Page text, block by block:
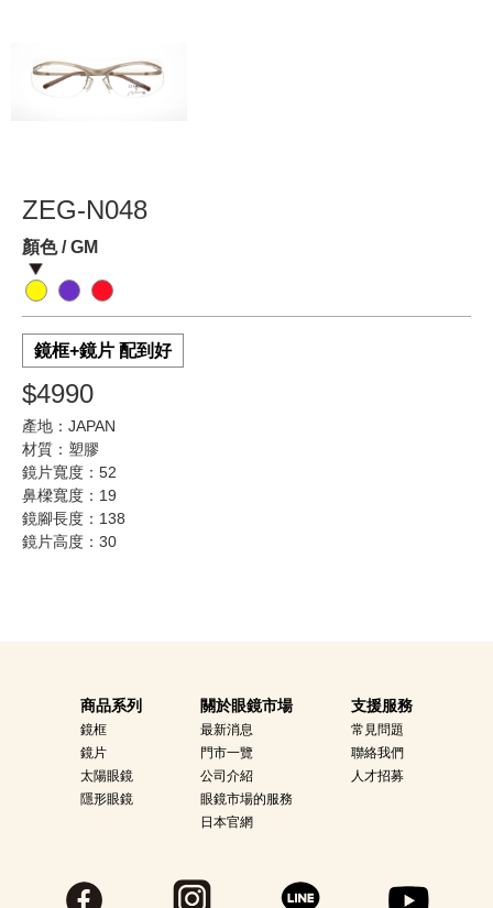
ZEG-N048
顏色 / GM
鏡框+鏡片 配到好
$4990
產地：JAPAN
材質：塑膠
鏡片寬度：52
鼻樑寬度：19
鏡腳長度：138
鏡片高度：30
商品系列
鏡框
鏡片
太陽眼鏡
隱形眼鏡
關於眼鏡市場
最新消息
門市一覽
公司介紹
眼鏡市場的服務
日本官網
支援服務
常見問題
聯絡我們
人才招募